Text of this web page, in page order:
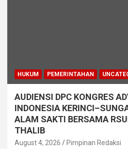
HUKUM PEMERINTAHAN
AUDIENSI DPC KONGRES
INDONESIA
ALAM SAKTI BERSAMA
THALIB
August 4, 2026 Pimpinan Redaksi